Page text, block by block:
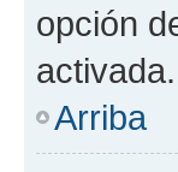
opción
activada.
Arriba